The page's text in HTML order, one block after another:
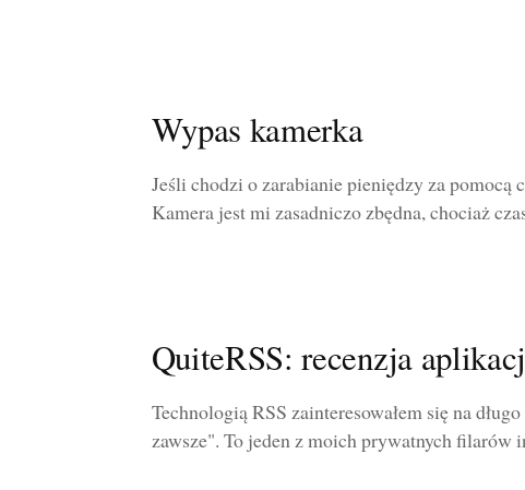
Wypas kamerka
Jeśli chodzi o zarabianie pieniędzy za pomocą
Kamera jest mi zasadniczo zbędna, chociaż
QuiteRSS: recenzja
Technologią RSS zainteresowałem się na
zawsze". To jeden z moich prywatnych filarów